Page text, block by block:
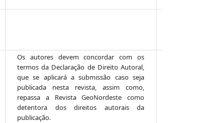
Os autores devem concordar com os
termos da Declaração de Direito Autoral,
que se aplicará a submissão caso seja
publicada nesta revista, assim como,
repassa a Revista GeoNordeste como
detentora dos direitos autorais da
publicação.